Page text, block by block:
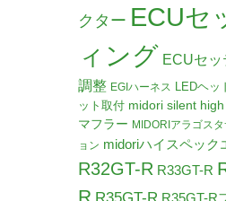
クター ECUセ
ィング ECUセ
調整 EGIハーネス LEDヘッ
ット取付 midori silent
マフラー MIDORIアラゴス
ョン midoriハイスペック
R32GT-R R33GT-R
R R35GT-R R35GT-R